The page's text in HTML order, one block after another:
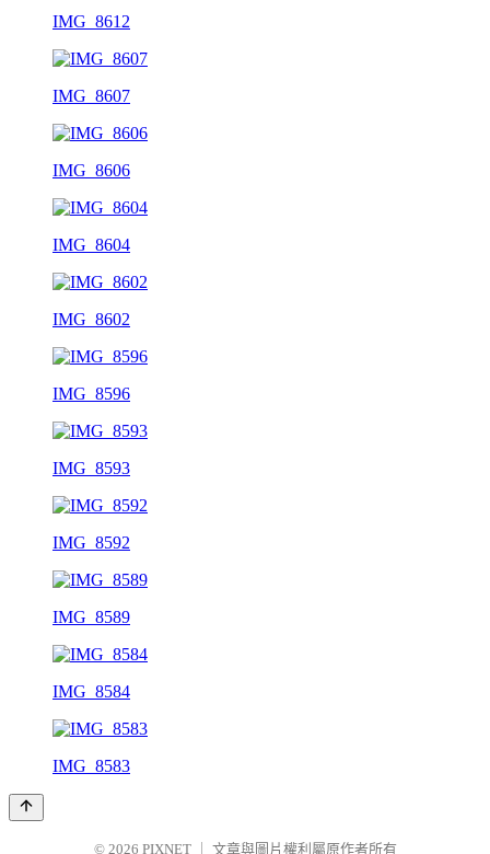
IMG_8612
IMG_8607
IMG_8606
IMG_8604
IMG_8602
IMG_8596
IMG_8593
IMG_8592
IMG_8589
IMG_8584
IMG_8583
© 2026 PIXNET 文章與圖片權利屬原作者所有